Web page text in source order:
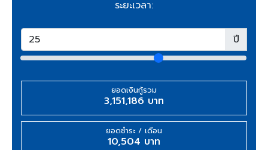
ระยะเวลา:
ปี
ยอดเงินกู้รวม
3,151,186 บาท
ยอดชำระ / เดือน
10,504 บาท